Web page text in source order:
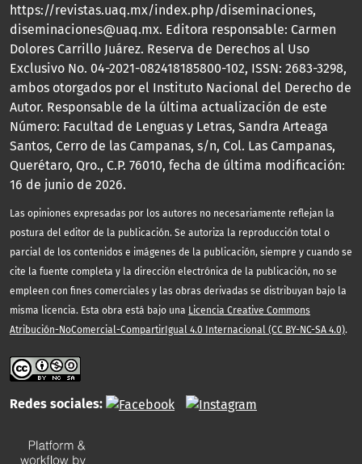
https://revistas.uaq.mx/index.php/diseminaciones,
diseminaciones@uaq.mx. Editora responsable: Carmen
Dolores Carrillo Juárez. Reserva de Derechos al Uso
Exclusivo No. 04-2021-082418185800-102, ISSN: 2683-3298,
ambos otorgados por el Instituto Nacional del Derecho de
Autor. Responsable de la última actualización de este
Número: Facultad de Lenguas y Letras, Sandra Arteaga
Santos, Cerro de las Campanas, s/n, Col. Las Campanas,
Querétaro, Qro., C.P. 76010, fecha de última modificación:
16 de junio de 2026.
Las opiniones expresadas por los autores no necesariamente reflejan la
postura del editor de la publicación. Se autoriza la reproducción total o
parcial de los contenidos e imágenes de la publicación, siempre y cuando se
cite la fuente completa y la dirección electrónica de la publicación, no se
empleen con fines comerciales y las obras derivadas se distribuyan bajo la
misma licencia. Esta obra está bajo una Licencia Creative Commons
Atribución-NoComercial-CompartirIgual 4.0 Internacional (CC BY-NC-SA 4.0).
Redes sociales: